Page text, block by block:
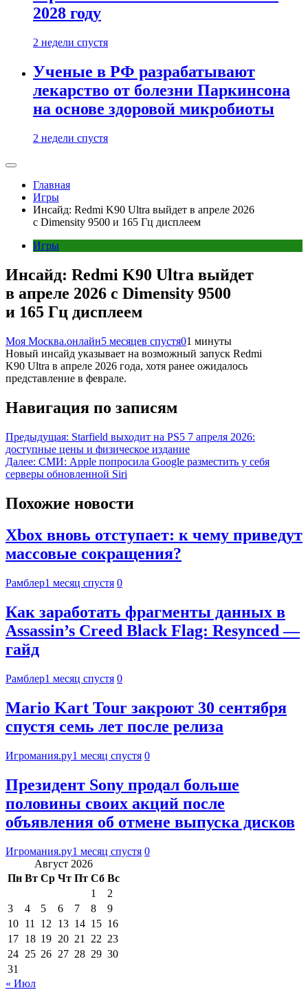
2028 году
2 недели спустя
Ученые в РФ разрабатывают
лекарство от болезни Паркинсона
на основе здоровой микробиоты
2 недели спустя
Главная
Игры
Инсайд: Redmi K90 Ultra выйдет в апреле 2026
с Dimensity 9500 и 165 Гц дисплеем
Игры
Инсайд: Redmi K90 Ultra выйдет
в апреле 2026 с Dimensity 9500
и 165 Гц дисплеем
Моя Москва.онлайн5 месяцев спустя01 минуты
Новый инсайд указывает на возможный запуск Redmi
K90 Ultra в апреле 2026 года, хотя ранее ожидалось
представление в феврале.
Навигация по записям
Предыдущая: Starfield выходит на PS5 7 апреля 2026:
доступные цены и физическое издание
Далее: СМИ: Apple попросила Google разместить у себя
серверы обновленной Siri
Похожие новости
Xbox вновь отступает: к чему приведут
массовые сокращения?
Рамблер1 месяц спустя 0
Как заработать фрагменты данных в
Assassin’s Creed Black Flag: Resynced —
гайд
Рамблер1 месяц спустя 0
Mario Kart Tour закроют 30 сентября
спустя семь лет после релиза
Игромания.ру1 месяц спустя 0
Президент Sony продал больше
половины своих акций после
объявления об отмене выпуска дисков
Игромания.ру1 месяц спустя 0
Август 2026
Пн Вт Ср Чт Пт Сб Вс
1
2
3
4 5 6 7 8
9
10 11 12 13 14 15 16
17 18 19 20 21 22 23
24 25 26 27 28 29 30
31
« Июл